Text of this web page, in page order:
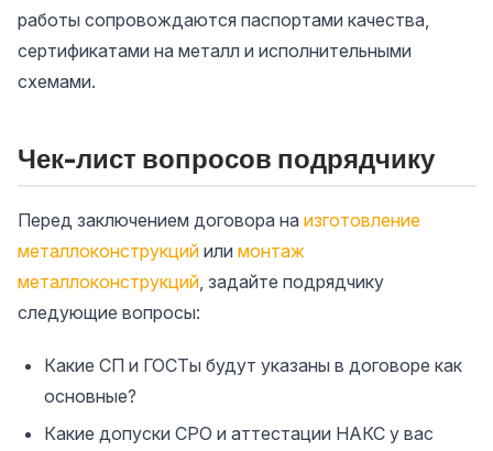
работы сопровождаются паспортами качества,
сертификатами на металл и исполнительными
схемами.
Чек-лист вопросов подрядчику
Перед заключением договора на изготовление
металлоконструкций или монтаж
металлоконструкций, задайте подрядчику
следующие вопросы:
Какие СП и ГОСТы будут указаны в договоре как
основные?
Какие допуски СРО и аттестации НАКС у вас